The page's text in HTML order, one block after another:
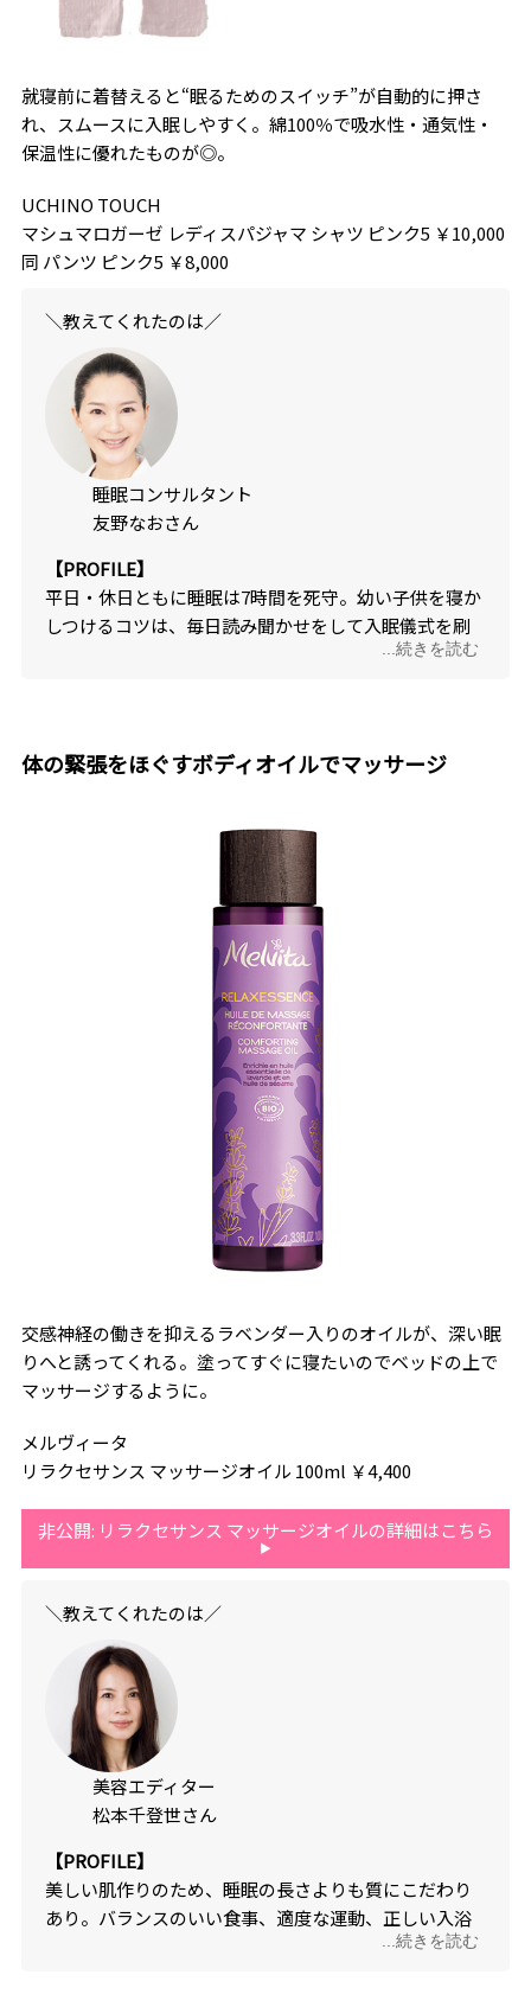
就寝前に着替えると“眠るためのスイッチ”が自動的に押さ
れ、スムースに入眠しやすく。綿100％で吸水性・通気性・
保温性に優れたものが◎。
UCHINO TOUCH
マシュマロガーゼ レディスパジャマ シャツ ピンク5 ￥10,000
同 パンツ ピンク5 ￥8,000
＼教えてくれたのは／
睡眠コンサルタント
友野なおさん
【PROFILE】
平日・休日ともに睡眠は7時間を死守。幼い子供を寝か
しつけるコツは、毎日読み聞かせをして入眠儀式を刷
...続きを読む
体の緊張をほぐすボディオイルでマッサージ
交感神経の働きを抑えるラベンダー入りのオイルが、深い眠
りへと誘ってくれる。塗ってすぐに寝たいのでベッドの上で
マッサージするように。
メルヴィータ
リラクセサンス マッサージオイル 100ml ￥4,400
非公開: リラクセサンス マッサージオイルの詳細はこちら
＼教えてくれたのは／
美容エディター
松本千登世さん
【PROFILE】
美しい肌作りのため、睡眠の長さよりも質にこだわり
あり。バランスのいい食事、適度な運動、正しい入浴
...続きを読む